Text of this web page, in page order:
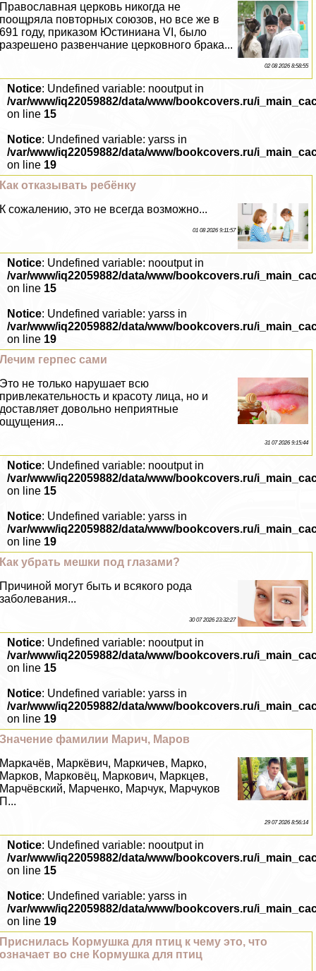
Православная церковь никогда не
поощряла повторных союзов, но все же в
691 году, приказом Юстиниана VI, было
разрешено развенчание церковного бpaка...
02 08 2026 8:58:55
Notice: Undefined variable: nooutput in
/var/www/iq22059882/data/www/bookcovers.ru/
on line 15
Notice: Undefined variable: yarss in
/var/www/iq22059882/data/www/bookcovers.ru/
on line 19
Как отказывать ребёнку
К сожалению, это не всегда возможно...
01 08 2026 9:11:57
Notice: Undefined variable: nooutput in
/var/www/iq22059882/data/www/bookcovers.ru/
on line 15
Notice: Undefined variable: yarss in
/var/www/iq22059882/data/www/bookcovers.ru/
on line 19
Лечим гepпeс сами
Это не только нарушает всю
привлекательность и красоту лица, но и
доставляет довольно неприятные
ощущения...
31 07 2026 9:15:44
Notice: Undefined variable: nooutput in
/var/www/iq22059882/data/www/bookcovers.ru/
on line 15
Notice: Undefined variable: yarss in
/var/www/iq22059882/data/www/bookcovers.ru/
on line 19
Как убрать мешки под глазами?
Причиной могут быть и всякого рода
заболевания...
30 07 2026 23:32:27
Notice: Undefined variable: nooutput in
/var/www/iq22059882/data/www/bookcovers.ru/
on line 15
Notice: Undefined variable: yarss in
/var/www/iq22059882/data/www/bookcovers.ru/
on line 19
Значение фамилии Марич, Маров
Маркачёв, Маркёвич, Маркичев, Марко,
Марков, Марковёц, Маркович, Маркцев,
Марчёвский, Марченко, Марчук, Марчуков
П...
29 07 2026 8:56:14
Notice: Undefined variable: nooutput in
/var/www/iq22059882/data/www/bookcovers.ru/
on line 15
Notice: Undefined variable: yarss in
/var/www/iq22059882/data/www/bookcovers.ru/
on line 19
Приснилась Кормушка для птиц к чему это, что
означает во сне Кормушка для птиц